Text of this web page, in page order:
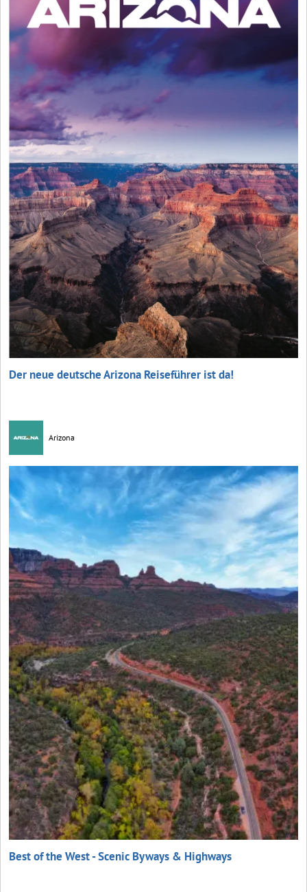
Der neue deutsche Arizona Reiseführer ist da!
Arizona
Best of the West - Scenic Byways & Highways